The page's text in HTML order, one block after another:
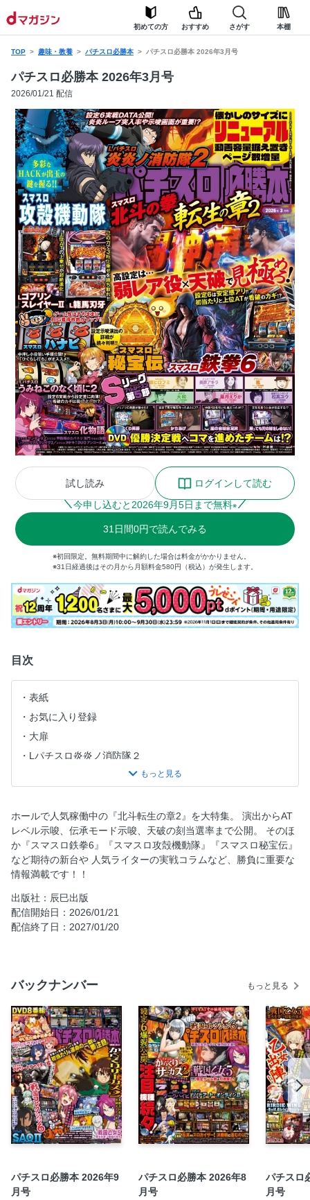
初めての方 おすすめ さがす 本棚
TOP 趣味・教養 パチスロ必勝本 パチスロ必勝本 2026年3月号
パチスロ必勝本 2026年3月号
2026/01/21 配信
試し読み
ログインして読む
今申し込むと 2026年9月5日まで無料※
31 日間0円で読んでみる
※初回限定。無料期間中に解約した場合は料金がかかりません。
※31日経過後はその月から月額料金580円（税込）が発生します。
目次
表紙
お気に入り登録
大扉
Lパチスロ炎炎ノ消防隊２
L範馬刃牙
スマスロハナビ
Lパチスロうみねこのなく頃に2
スマスロ鉄拳６
回胴ジャンキーズバトル
スマスロ北斗の拳 転生の章2
スマスロ秘宝伝
ニューキングハナハナV
L無職転生～異世界行ったら本気だす～
スマスロ沖ドキ！DUOアンコール
不二子BT
プリズムナナ
スマスロ銀河英雄伝説DIE NEUE THESE
バーニングエクスプレス
スマスロネオプラネット
SHAKE BONUS TRIGGER
射駒タケシのTAKE IT EASY
ホールで人気稼働中の『北斗転生の章2』を大特集。 演出からAT
レベル示唆、伝承モード示唆、天破の刻当選率まで公開。 そのほ
か『スマスロ鉄拳6』『スマスロ攻殻機動隊』『スマスロ秘宝伝』
など期待の新台や 人気ライターの実戦コラムなど、勝負に重要な
情報満載です！！
出版社：辰巳出版
配信開始日：2026/01/21
配信終了日：2027/01/20
バックナンバー もっと見る
パチスロ必勝本 2026年9
月号
パチスロ必勝本 2026年8
月号
パチスロ
月号